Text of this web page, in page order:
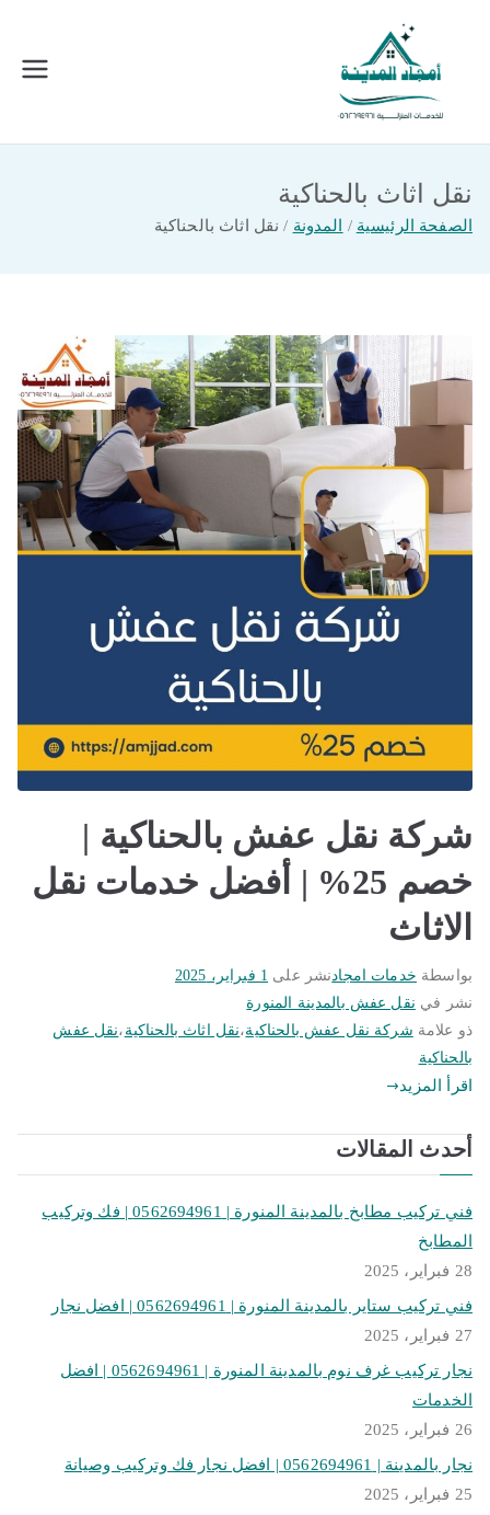
المحتوى
امجاد المدينة للخدمات المنزلية
نقل اثاث بالحناكية
الصفحة الرئيسية المدونة نقل اثاث بالحناكية
شركة نقل عفش بالحناكية |
خصم 25% | أفضل خدمات نقل
الاثاث
بواسطة خدمات امجادنشر على 1 فبراير، 2025
نشر في نقل عفش بالمدينة المنورة
ذو علامة شركة نقل عفش بالحناكية،نقل اثاث بالحناكية ،نقل عفش
بالحناكية
اقرأ المزيد
أحدث المقالات
فني تركيب مطابخ بالمدينة المنورة | 0562694961 | فك وتركيب
المطابخ
28 فبراير، 2025
فني تركيب ستاير بالمدينة المنورة | 0562694961 | افضل نجار
27 فبراير، 2025
نجار تركيب غرف نوم بالمدينة المنورة | 0562694961 | افضل
الخدمات
26 فبراير، 2025
نجار بالمدينة | 0562694961 | افضل نجار فك وتركيب وصيانة
25 فبراير، 2025